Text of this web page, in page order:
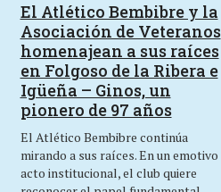
El Atlético Bembibre y la
Asociación de Veteranos
homenajean a sus raíces
en Folgoso de la Ribera e
Igüeña – Ginos, un
pionero de 97 años
El Atlético Bembibre continúa
mirando a sus raíces. En un emotivo
acto institucional, el club quiere